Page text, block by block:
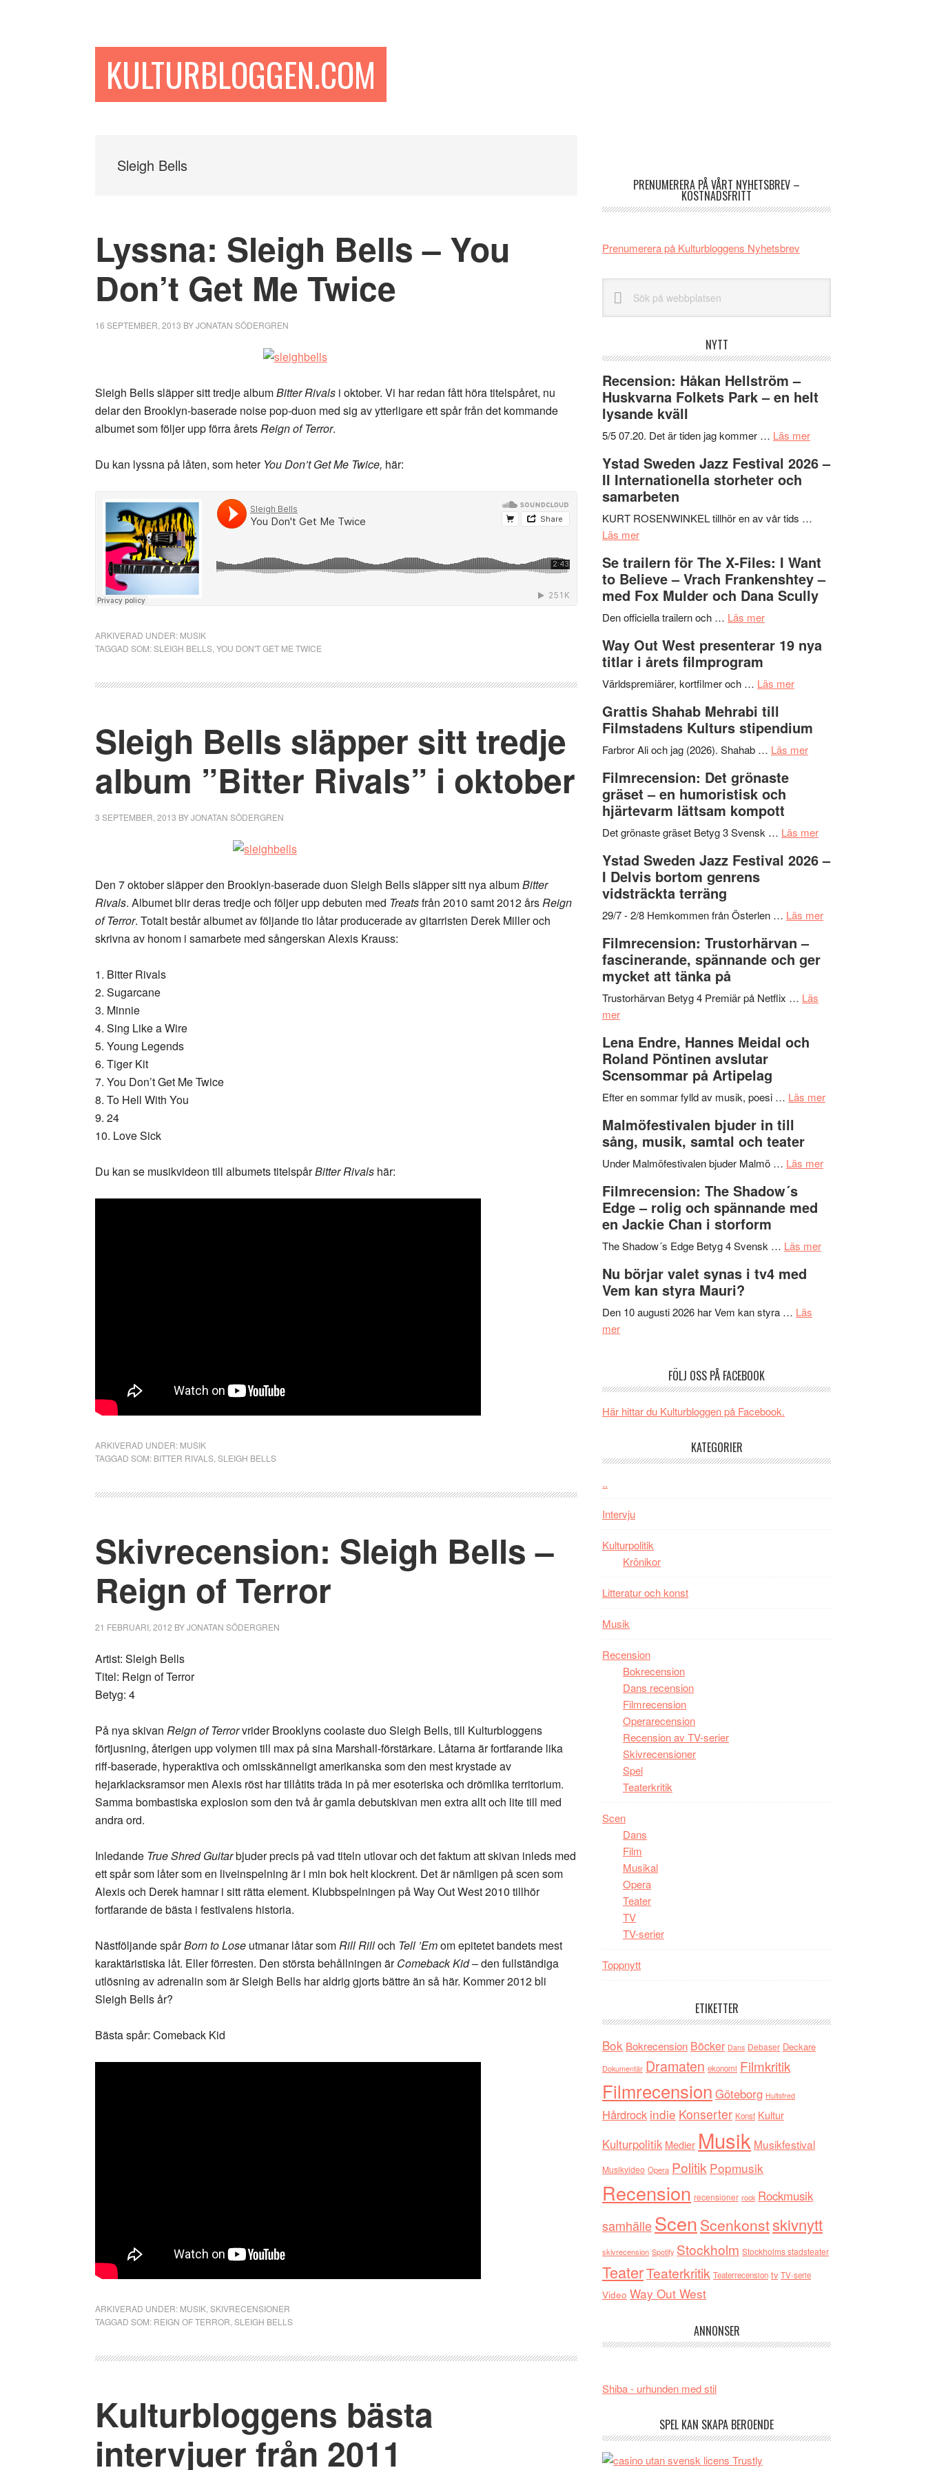
KULTURBLOGGEN.COM
Sleigh Bells
Lyssna: Sleigh Bells – You
Don’t Get Me Twice
16 SEPTEMBER, 2013 BYJONATAN SÖDERGREN
Sleigh Bells släpper sitt tredje albumBitter Rivals i oktober. Vi har redan fått höra titelspåret, nu
delar den Brooklyn-baserade noise pop-duon med sig av ytterligare ett spår från det kommande
albumet som följer upp förra åretsReign of Terror.
Du kan lyssna på låten, som heter You Don’t Get Me Twice, här:
ARKIVERAD UNDER: MUSIK
TAGGAD SOM:SLEIGH BELLS YOU DON'T GET ME TWICE
Sleigh Bells släpper sitt tredje
album ”Bitter Rivals” i oktober
3 SEPTEMBER, 2013 BYJONATAN SÖDERGREN
Den 7 oktober släpper den Brooklyn-baserade duon Sleigh Bells släpper sitt nya albumBitter
Rivals. Albumet blir deras tredje och följer upp debuten med Treatsfrån 2010 samt 2012 årsReign
of Terror. Totalt består albumet av följande tio låtar producerade av gitarristen Derek Miller och
skrivna av honom i samarbete med sångerskan Alexis Krauss:
1. Bitter Rivals
2. Sugarcane
3. Minnie
4. Sing Like a Wire
5. Young Legends
6. Tiger Kit
7. You Don’t Get Me Twice
8. To Hell With You
9. 24
10. Love Sick
Du kan se musikvideon till albumets titelspårBitter Rivals här:
ARKIVERAD UNDER: MUSIK
TAGGAD SOM: BITTER RIVALS SLEIGH BELLS
Skivrecension: Sleigh Bells –
Reign of Terror
21 FEBRUARI, 2012 BYJONATAN SÖDERGREN
Artist: Sleigh Bells
Titel: Reign of Terror
Betyg: 4
På nya skivan Reign of Terrorvrider Brooklyns coolaste duo Sleigh Bells, till Kulturbloggens
förtjusning, återigen upp volymen till max på sina Marshall-förstärkare. Låtarna är fortfarande lika
riff-baserade, hyperaktiva och omisskänneligt amerikanska som den mest krystade av
hejarklacksramsor men Alexis röst har tillåtits träda in på mer esoteriska och drömlika territorium.
Samma bombastiska explosion som den två år gamla debutskivan men extra allt och lite till med
andra ord.
Inledande True Shred Guitarbjuder precis på vad titeln utlovar och det faktum att skivan inleds med
ett spår som låter som en liveinspelning är i min bok helt klockrent. Det är nämligen på scen som
Alexis och Derek hamnar i sitt rätta element. Klubbspelningen på Way Out West 2010 tillhör
fortfarande de bästa i festivalens historia.
Nästföljande spårBorn to Lose utmanar låtar somRill Rilloch Tell ’Emom epitetet bandets mest
karaktäristiska låt. Eller förresten. Den största behållningen ärComeback Kid– den fullständiga
utlösning av adrenalin som är Sleigh Bells har aldrig gjorts bättre än så här. Kommer 2012 bli
Sleigh Bells år?
Bästa spår: Comeback Kid
ARKIVERAD UNDER: MUSIK SKIVRECENSIONER
TAGGAD SOM: REIGN OF TERROR SLEIGH BELLS
Kulturbloggens bästa
intervjuer från 2011
PRENUMERERA PÅ VÅRT NYHETSBREV –
KOSTNADSFRITT
Prenumerera på Kulturbloggens Nyhetsbrev
webbplatsen
NYTT
Recension: Håkan Hellström –
Huskvarna Folkets Park – en helt
lysande kväll
5/5 07.20. Det är tiden jag kommer … Läs merom
Håkan
–
en
helt
Ystad Sweden Jazz Festival 2026 –
II Internationella storheter och
samarbeten
KURT ROSENWINKEL tillhör en av vår tids …
Läs merom
Sweden
Jazz
Festival
2026
II
Internationella
storheter
samarbeten
Se trailern för The X-Files: I Want
to Believe – Vrach Frankenshtey –
med Fox Mulder och Dana Scully
Den officiella trailern och … Läs merom
trailern
The
Files:
I
Want
Believe
–
Vrach
Frankenshtey
med
och
Scully
Way Out West presenterar 19 nya
titlar i årets filmprogram
Världspremiärer, kortfilmer och … Läs merom
West
presenterar
årets
Grattis Shahab Mehrabi till
Filmstadens Kulturs stipendium
Farbror Ali och jag (2026). Shahab … Läs merom
Filmstadens
stipendium
Filmrecension: Det grönaste
gräset – en humoristisk och
hjärtevarm lättsam kompott
Det grönaste gräset Betyg 3 Svensk … Läs merom
Det
–
och
Ystad Sweden Jazz Festival 2026 –
I Delvis bortom genrens
vidsträckta terräng
29/7 - 2/8 Hemkommen från Österlen … Läs merom
vidsträckta
Filmrecension: Trustorhärvan –
fascinerande, spännande och ger
mycket att tänka på
Trustorhärvan Betyg 4 Premiär på Netflix … Läs
merom
Trustorhärvan
–
fascinerande,
spännande
ger
mycket
att
på
Lena Endre, Hannes Meidal och
Roland Pöntinen avslutar
Scensommar på Artipelag
Efter en sommar fylld av musik, poesi … Läs merom
Malmöfestivalen bjuder in till
sång, musik, samtal och teater
Under Malmöfestivalen bjuder Malmö … Läs merom
Filmrecension: The Shadow´s
Edge – rolig och spännande med
en Jackie Chan i storform
The Shadow´s Edge Betyg 4 Svensk … Läs merom
spännande
Chan
Nu börjar valet synas i tv4 med
Vem kan styra Mauri?
Den 10 augusti 2026 har Vem kan styra … Läs
merom
synas
Vem
Mauri?
FÖLJ OSS PÅ FACEBOOK
Här hittar du Kulturbloggen på Facebook.
KATEGORIER
..
Intervju
Kulturpolitik
Krönikor
Litteratur och konst
Musik
Recension
Bokrecension
Dans recension
Filmrecension
Operarecension
Recension av TV-serier
Skivrecensioner
Spel
Teaterkritik
Scen
Dans
Film
Musikal
Opera
Teater
TV
TV-serier
Toppnytt
ETIKETTER
Bok Bokrecension Böcker Dans Debaser Deckare
Dokumentär Dramaten ekonomi Filmkritik
Filmrecension Göteborg Hultsfred
Hårdrock indie Konserter Konst Kultur
Kulturpolitik Medier Musik Musikfestival
Musikvideo Opera Politik Popmusik
Recension recensioner rock Rockmusik
samhälleScen Scenkonstskivnytt
skivrecension Spotify Stockholm Stockholms stadsteater
TeaterTeaterkritik Teaterrecension tv TV-serie
Video Way Out West
ANNONSER
Shiba - urhunden med stil
SPEL KAN SKAPA BEROENDE